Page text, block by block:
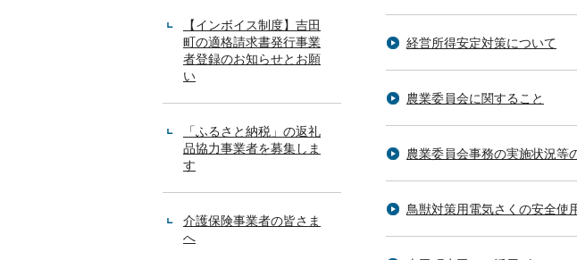
【インボイス制度】吉田
町の適格請求書発行事業
者登録のお知らせとお願
い
「ふるさと納税」の返礼
品協力事業者を募集しま
す
介護保険事業者の皆さま
へ
経営所得安定対策について
農業委員会に関すること
農業委員会事務の実施状況等
鳥獣対策用電気さくの安全使